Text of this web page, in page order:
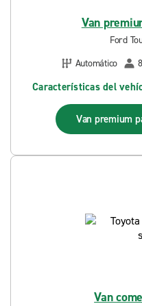
Van
Ford
Automático
8
Características del
Van premium
Van